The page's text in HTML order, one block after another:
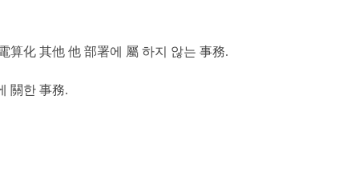
算化 其他 他 部署에 屬 하지 않는 事務.
關한 事務.